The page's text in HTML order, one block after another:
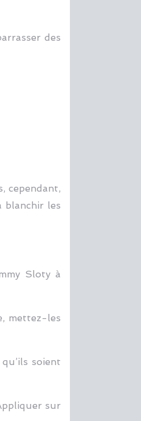
des
cependant,
blanchir les
Sloty à
mettez-les
soient
sur